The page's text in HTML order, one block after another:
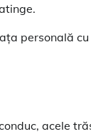
personală
acele